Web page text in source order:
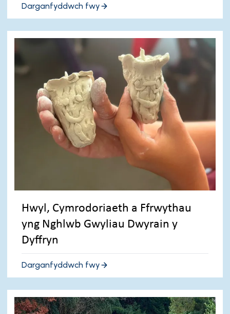
Darganfyddwch fwy
Hwyl, Cymrodoriaeth a Ffrwythau
yng Nghlwb Gwyliau Dwyrain y
Dyffryn
Darganfyddwch fwy